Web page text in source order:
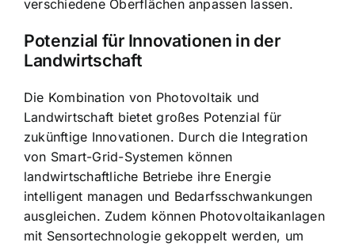
verschiedene Oberflächen anpassen lassen.
Potenzial für Innovationen in der
Landwirtschaft
Die Kombination von Photovoltaik und
Landwirtschaft bietet großes Potenzial für
zukünftige Innovationen. Durch die Integration
von Smart-Grid-Systemen können
landwirtschaftliche Betriebe ihre Energie
intelligent managen und Bedarfsschwankungen
ausgleichen. Zudem können Photovoltaikanlagen
mit Sensortechnologie gekoppelt werden, um